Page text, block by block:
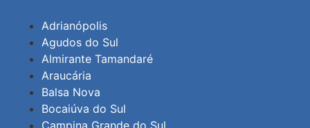
Adrianópolis
Agudos do Sul
Almirante Tamandaré
Araucária
Balsa Nova
Bocaiúva do Sul
Campina Grande do Sul